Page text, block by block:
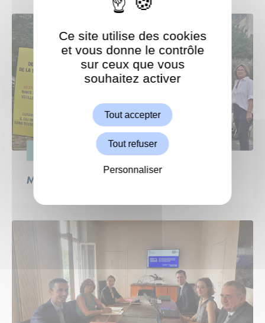
Même l’été, Garches continue d’avancer !
ShareThis est désactivé.
Ce site utilise des cookies
et vous donne le contrôle
sur ceux que vous
souhaitez activer
Tout accepter
Tout refuser
Personnaliser